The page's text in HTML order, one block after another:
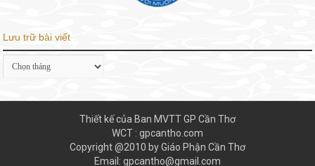
Lưu trữ bài viết
Lưu
trữ
Thiết kế của Ban MVTT GP Cần Thơ
WCT : gpcantho.com
Copyright @2010 by Giáo Phận Cần Thơ
Email: gpcantho@gmail.com